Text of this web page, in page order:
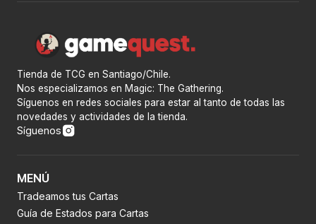
Tienda de TCG en Santiago/Chile.
Nos especializamos en Magic: The Gathering.
Síguenos en redes sociales para estar al tanto de todas las
novedades y actividades de la tienda.
Síguenos
MENÚ
Tradeamos tus Cartas
Guía de Estados para Cartas